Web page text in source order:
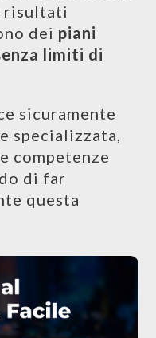
risultati
dei piani
limiti di
sicuramente
specializzata,
competenze
di far
questa